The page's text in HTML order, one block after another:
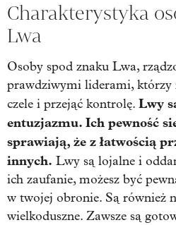
Charakterystyka
Lwa
Osoby spod znaku Lwa,
prawdziwymi liderami, którzy
czele i przejąć kontrolę. Lwy
entuzjazmu. Ich pewność
sprawiają, że z łatwością
innych. Lwy są lojalne i
ich zaufanie, możesz być
w twojej obronie. Są również
wielkoduszne. Zawsze są